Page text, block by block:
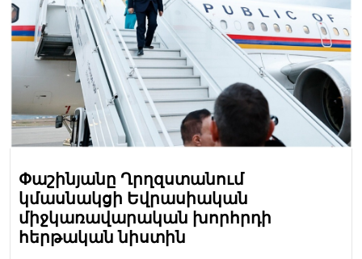
Փաշինյանը Ղրղզստանում
կմասնակցի Եվրասիական
միջկառավարական խորհրդի
հերթական նիստին